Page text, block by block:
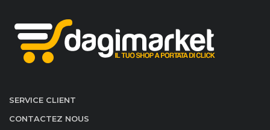
SERVICE CLIENT
CONTACTEZ NOUS